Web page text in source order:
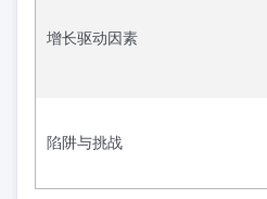
增长驱动因素
陷阱与挑战